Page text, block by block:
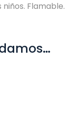
Flamable.